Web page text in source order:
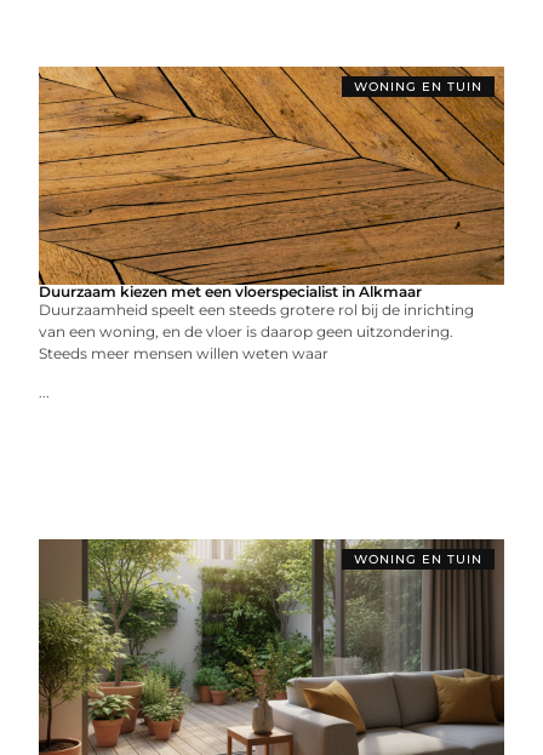
WONING EN TUIN
Duurzaam kiezen met een vloerspecialist in Alkmaar
Duurzaamheid speelt een steeds grotere rol bij de inrichting
van een woning, en de vloer is daarop geen uitzondering.
Steeds meer mensen willen weten waar
...
WONING EN TUIN